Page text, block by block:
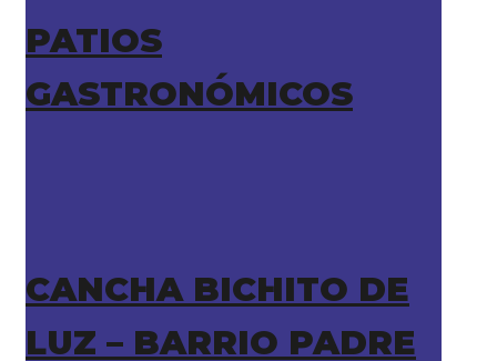
PATIOS
GASTRONÓMICOS
CANCHA BICHITO DE
LUZ – BARRIO PADRE